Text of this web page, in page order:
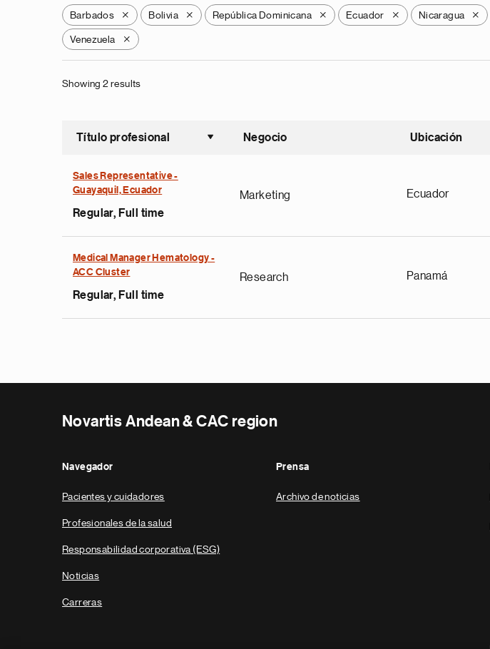
Barbados X Bolivia X República Dominicana X Ecuador X Nicaragua X
Venezuela X
Showing 2 results
Título profesional
Ordenar ascendente
Negocio Ubicación
Sales Representative -
Guayaquil, Ecuador
Regular, Full time
Marketing Ecuador
Medical Manager Hematology -
ACC Cluster
Regular, Full time
Research Panamá
Novartis Andean & CAC region
Navegador
Pacientes y cuidadores
Profesionales de la salud
Responsabilidad corporativa (ESG)
Noticias
Carreras
Prensa
Archivo de noticias